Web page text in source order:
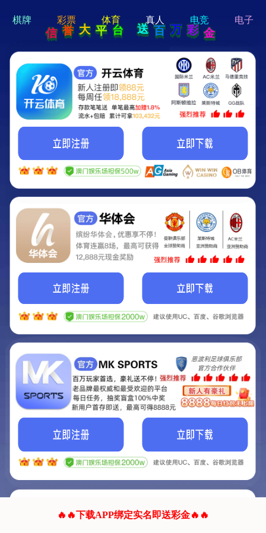
hi 💗
Hey Guys!
我们即将上线啦...
我们的网站正在建设.
它将是非常棒的网站.
联系我们!